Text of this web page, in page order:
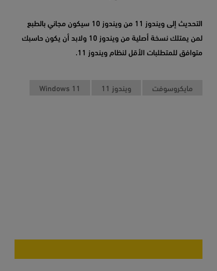
التحديث إلى ويندوز 11 من ويندوز 10 سيكون مجاني بالطبع
لمن يمتلك نسخة أصلية من ويندوز 10 ولابد أن يكون حاسبك
متوافق للمتطلبات الأقل لنظام ويندوز 11.
مايكروسوفت ويندوز 11 Windows 11